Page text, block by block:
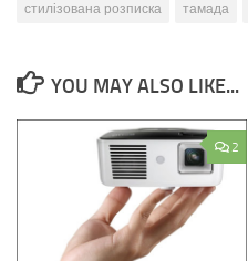
стилізована розписка
тамада
YOU MAY ALSO LIKE...
2